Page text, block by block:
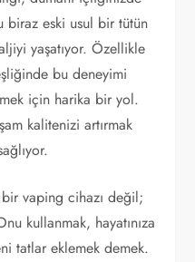
biraz eski usul bir tütün
yaşatıyor. Özellikle
bu deneyimi
için harika bir yol.
kalitenizi artırmak
vaping cihazı değil;
kullanmak, hayatınıza
tatlar eklemek demek.